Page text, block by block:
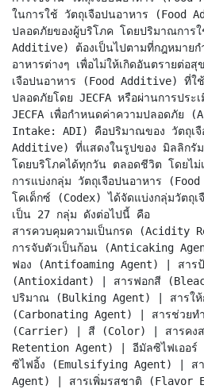
ในการใช้ วัตถุเจือปนอาหาร (Food
ปลอดภัยของผู้บริโภค โดยปริมาณการ
Additive) ต้องเป็นไปตามที่กฎหมายก
อาหารต่างๆ เพื่อไม่ให้เกิดอันตรายต่อ
เจือปนอาหาร (Food Additive) ที่ใช้
ปลอดภัยโดย JECFA หรือผ่านการประ
JECFA เพื่อกำหนดค่าความปลอดภัย
Intake: ADI) คือปริมาณของ วัตถุเจื
Additive) ที่แสดงในรูปของ มิลลิกรัม
โดยบริโภคได้ทุกวัน ตลอดชีวิต โดยไม่
การแบ่งกลุ่ม วัตถุเจือปนอาหาร
โคเด็กซ์ (Codex) ได้จัดแบ่งกลุ่มวัตถุ
เป็น 27 กลุ่ม ดังต่อไปนี้ คือ
สารควบคุมความเป็นกรด (Acidity
การจับตัวเป็นก้อน (Anticaking
ฟอง (Antifoaming Agent) | สารป้อ
(Antioxidant) | สารฟอกสี
ปริมาณ (Bulking Agent) | สารให้ก๊
(Carbonating Agent) | สารช่วยทำ
(Carrier) | สี (Color) | สารคงส
Retention Agent) | อีมัลซิไฟเออ
ซิไฟอิ้ง (Emulsifying Agent) | ส
Agent) | สารเพิ่มรสชาติ (Flavor